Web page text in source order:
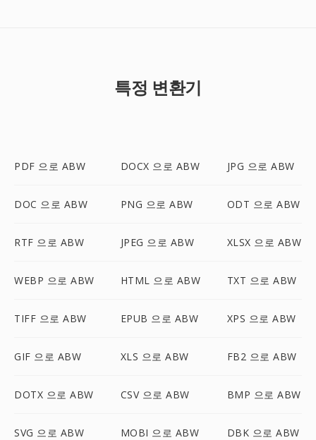
특정 변환기
PDF 으로 ABW DOCX 으로 ABW JPG 으로 ABW
DOC 으로 ABW PNG 으로 ABW ODT 으로 ABW
RTF 으로 ABW JPEG 으로 ABW XLSX 으로 ABW
WEBP 으로 ABW HTML 으로 ABW TXT 으로 ABW
TIFF 으로 ABW EPUB 으로 ABW XPS 으로 ABW
GIF 으로 ABW XLS 으로 ABW FB2 으로 ABW
DOTX 으로 ABW CSV 으로 ABW BMP 으로 ABW
SVG 으로 ABW MOBI 으로 ABW DBK 으로 ABW